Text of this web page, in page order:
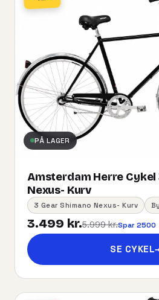
PÅ LAGER
Amsterdam Herre Cykel
Nexus- Kurv
3 Gear Shimano Nexus- Kurv
3.499 kr.5.999 kr.Spar 2500
SE CYKEL